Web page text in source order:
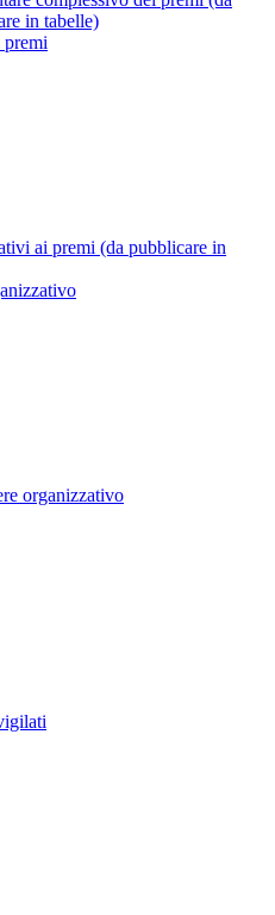
in tabelle)
ai premi (da pubblicare in
organizzativo